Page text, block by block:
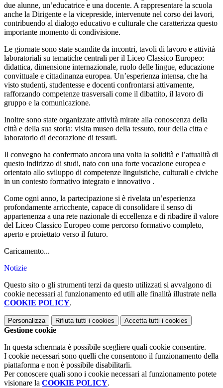
due alunne, un’educatrice e una docente. A rappresentare la scuola
anche la Dirigente e la vicepreside, intervenute nel corso dei lavori,
contribuendo al dialogo educativo e culturale che caratterizza questo
importante momento di condivisione.
Le giornate sono state scandite da incontri, tavoli di lavoro e attività
laboratoriali su tematiche centrali per il Liceo Classico Europeo:
didattica, dimensione internazionale, ruolo delle lingue, educazione
convittuale e cittadinanza europea. Un’esperienza intensa, che ha
visto studenti, studentesse e docenti confrontarsi attivamente,
rafforzando competenze trasversali come il dibattito, il lavoro di
gruppo e la comunicazione.
Inoltre sono state organizzate attività mirate alla conoscenza della
città e della sua storia: visita museo della tessuto, tour della citta e
laboratorio di decorazione di tessuti.
Il convegno ha confermato ancora una volta la solidità e l’attualità di
questo indirizzo di studi, nato con una forte vocazione europea e
orientato allo sviluppo di competenze linguistiche, culturali e civiche
in un contesto formativo integrato e innovativo .
Come ogni anno, la partecipazione si è rivelata un’esperienza
profondamente arricchente, capace di consolidare il senso di
appartenenza a una rete nazionale di eccellenza e di ribadire il valore
del Liceo Classico Europeo come percorso formativo completo,
aperto e proiettato verso il futuro.
Caricamento...
Notizie
Questo sito o gli strumenti terzi da questo utilizzati si avvalgono di
cookie necessari al funzionamento ed utili alle finalità illustrate nella
COOKIE POLICY.
Personalizza Rifiuta tutti i cookies Accetta tutti i cookies
Gestione cookie
In questa schermata è possibile scegliere quali cookie consentire.
I cookie necessari sono quelli che consentono il funzionamento della
piattaforma e non è possibile disabilitarli.
Per conoscere quali sono i cookie necessari al funzionamento potete
visionare la COOKIE POLICY.